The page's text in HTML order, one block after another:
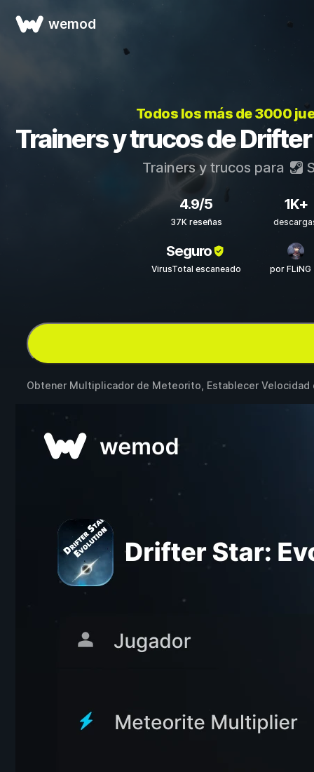
wemod
Todos los más de 3000
Trainers y trucos de
Trainers y trucos para
4.9/5
37K reseñas
1K+
Seguro
VirusTotal escaneado por
Obtener Multiplicador de Meteorito, Establecer